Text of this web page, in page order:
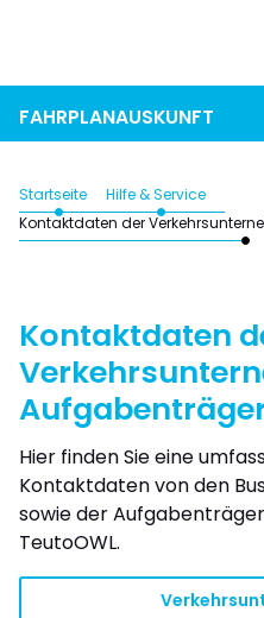
FAHRPLANAUSKUNFT
Startseite
Hilfe & Service
Kontaktdaten der
Kontaktdaten
Hier finden Sie eine
Kontaktdaten von den
sowie der
TeutoOWL.